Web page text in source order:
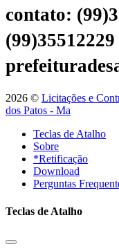
contato:
(99)35512229
2026 © Licitações e
dos Patos - Ma
Teclas de Atalho
Sobre
*Retificação
Download
Perguntas
Teclas de Atalho